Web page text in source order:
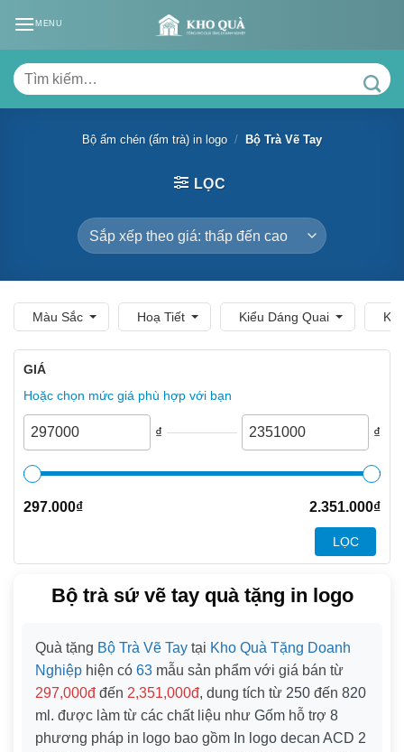
MENU
Tìm
kiếm:
Bộ ấm chén (ấm trà) in logo / Bộ Trà Vẽ Tay
LỌC
Màu Sắc Hoạ Tiết Kiểu Dáng Quai
GIÁ
Hoặc chọn mức giá phù hợp với bạn
₫ ₫
297.000₫ 2.351.000₫
LỌC
Bộ trà sứ vẽ tay quà tặng in logo
Quà tặng Bộ Trà Vẽ Tay tại Kho Quà Tặng Doanh
Nghiệp hiện có 63 mẫu sản phẩm với giá bán từ
297,000đ đến 2,351,000đ, dung tích từ 250 đến 820
ml . được làm từ các chất liệu như Gốm hỗ trợ 8
phương pháp in logo bao gồm In logo decan ACD 2